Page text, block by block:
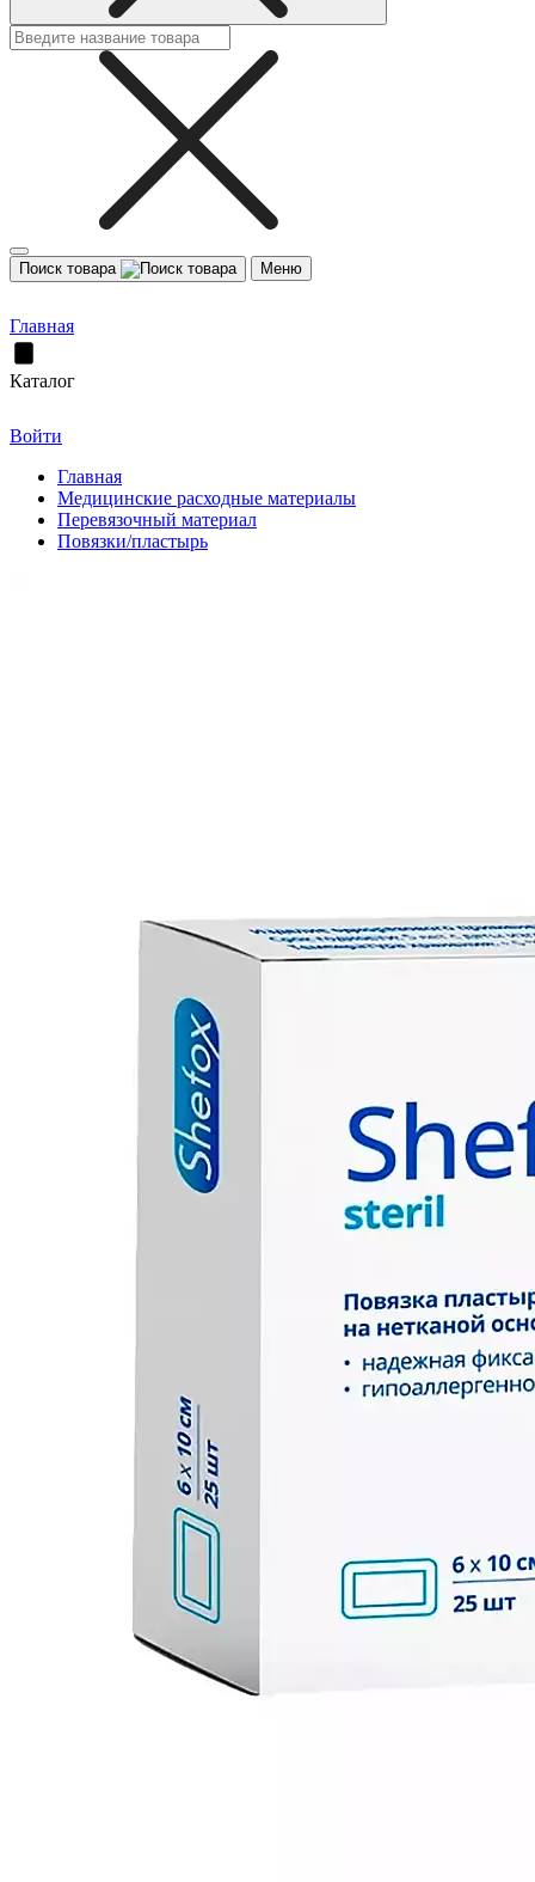
Поиск товара Меню
Главная
Каталог
Войти
Главная
Медицинские расходные материалы
Перевязочный материал
Повязки/пластырь